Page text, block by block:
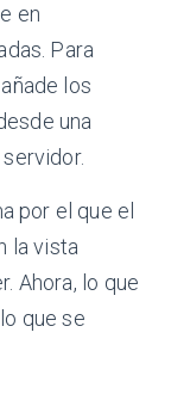
en
Para
los
una
por el que el
la vista
Ahora, lo que
que se